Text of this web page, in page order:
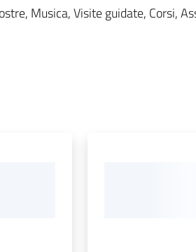
Musica, Visite guidate, Corsi,